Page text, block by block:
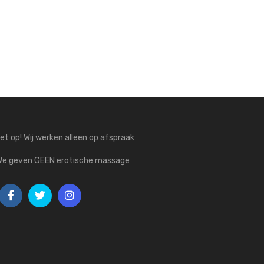
op! Wij werken alleen op afspraak
geven GEEN erotische massage